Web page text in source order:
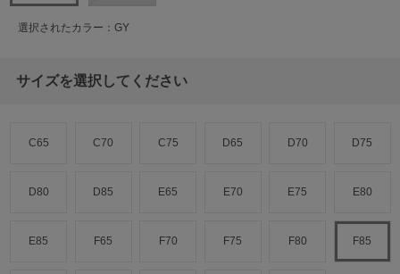
選択されたカラー：GY
サイズを選択してください
C65 C70 C75 D65 D70 D75
D80 D85 E65 E70 E75 E80
E85 F65 F70 F75 F80 F85